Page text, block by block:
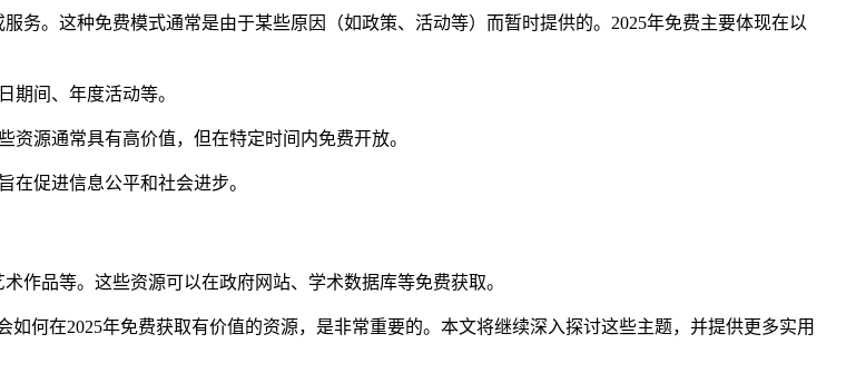
务。这种免费模式通常是由于某些原因（如政策、活动等）而暂时提供的。2025年免费主要体现在以
期间、年度活动等。
源通常具有高价值，但在特定时间内免费开放。
在促进信息公平和社会进步。
作品等。这些资源可以在政府网站、学术数据库等免费获取。
何在2025年免费获取有价值的资源，是非常重要的。本文将继续深入探讨这些主题，并提供更多实用